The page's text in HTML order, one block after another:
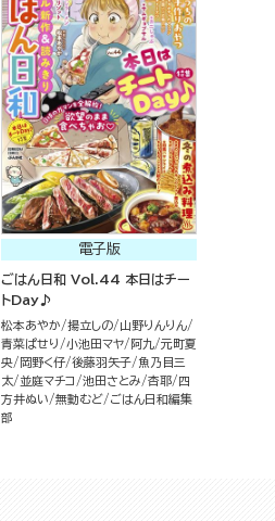
電子版
ごはん日和 Vol.44 本日はチー
トDay♪
松本あやか 揚立しの
山野りんりん
青菜ぱせり
小池田マヤ 阿九
元町夏
央
岡野く仔 後藤羽矢子
魚乃目三
太
並庭マチコ 池田さとみ 杏耶
四
方井ぬい
無動むど
ごはん日和編集
部